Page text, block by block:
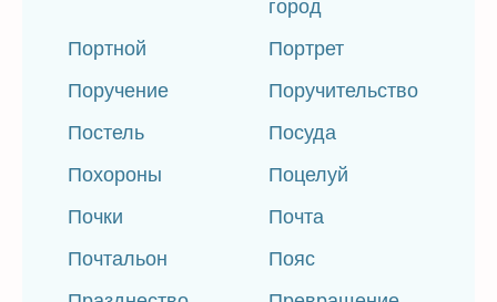
город
Портной
Портрет
Поручение
Поручительство
Постель
Посуда
Похороны
Поцелуй
Почки
Почта
Почтальон
Пояс